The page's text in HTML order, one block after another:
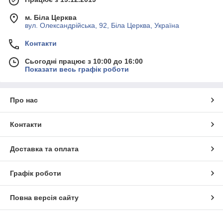
м. Біла Церква
вул. Олександрійська, 92, Біла Церква, Україна
Контакти
Сьогодні працює з 10:00 до 16:00
Показати весь графік роботи
Про нас
Контакти
Доставка та оплата
Графік роботи
Повна версія сайту